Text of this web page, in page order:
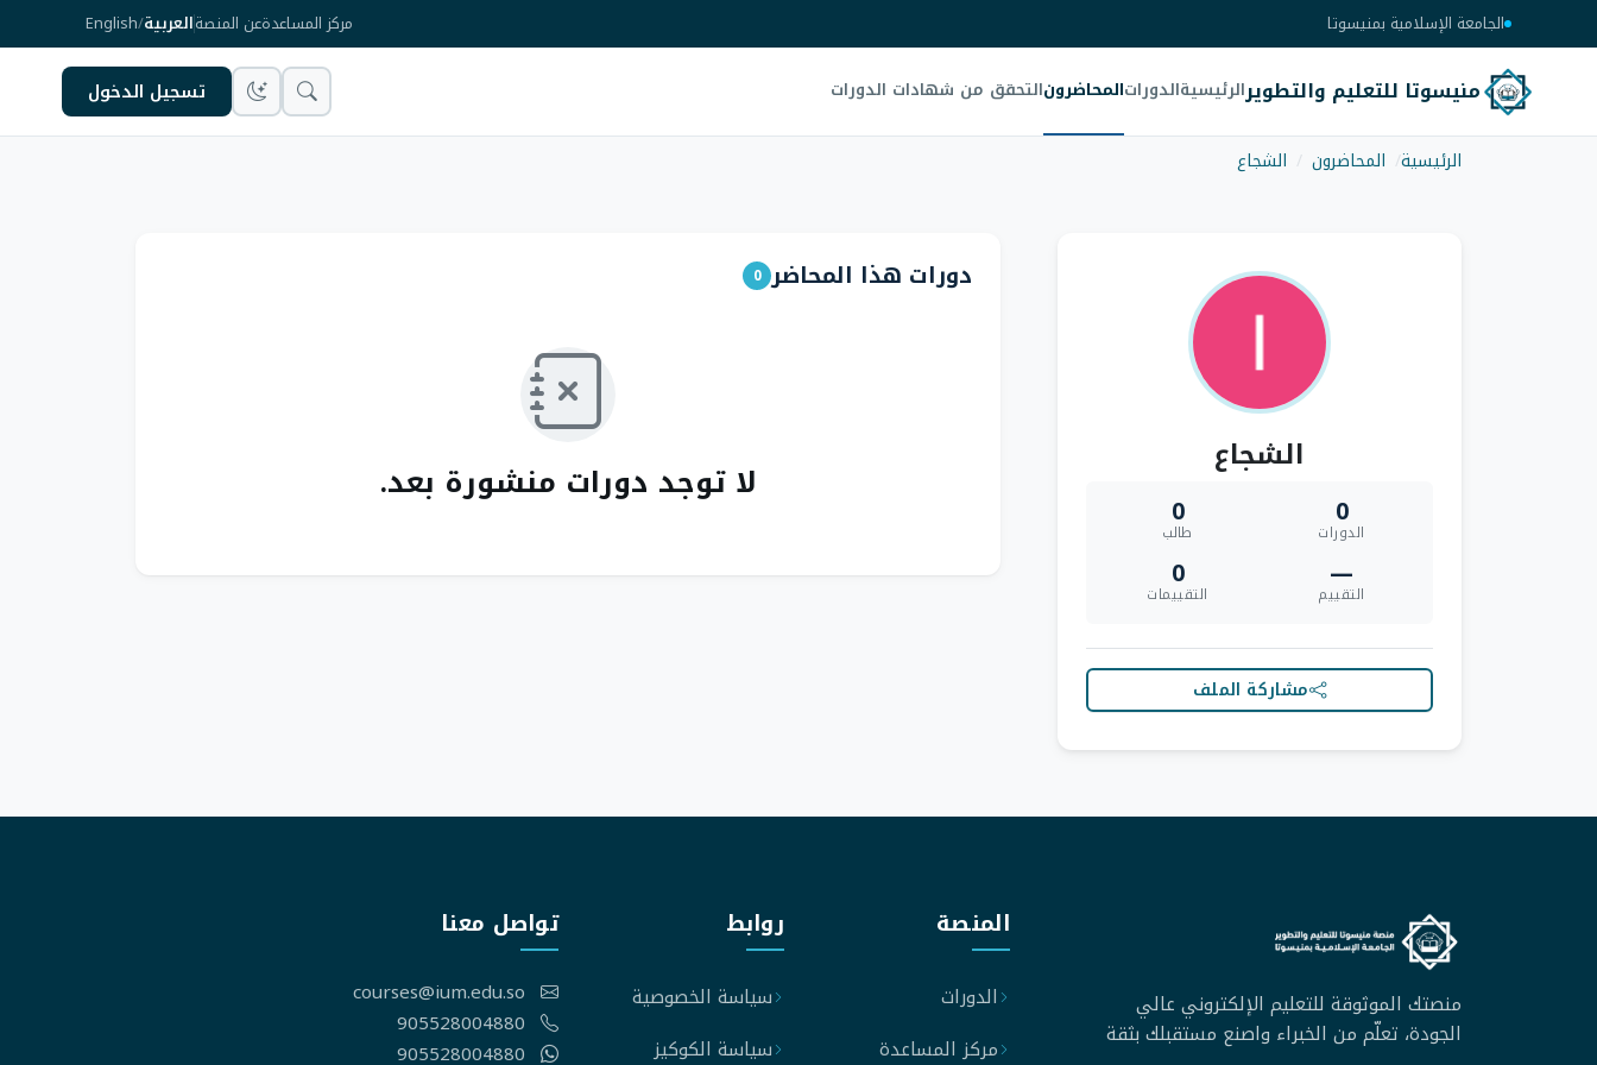
الجامعة الإسلامية بمنيسوتا مركز المساعدةعن المنصةالعربية/
English
منيسوتا للتعليم والتطويرالرئيسيةالدوراتالمحاضرونالتحقق من شهادات الدورات تسجيل الدخول
الرئيسية المحاضرون الشجاع
الشجاع
0
الدورات 0
طالب
—
التقييم 0
التقييمات
مشاركة الملف
دورات هذا المحاضر 0
لا توجد دورات منشورة بعد.
منصتك الموثوقة للتعليم الإلكتروني عالي
الجودة، تعلّم من الخبراء واصنع مستقبلك بثقة
المنصة
الدورات
مركز المساعدة
روابط
سياسة الخصوصية
سياسة الكوكيز
تواصل معنا
courses@ium.edu.so
905528004880
905528004880